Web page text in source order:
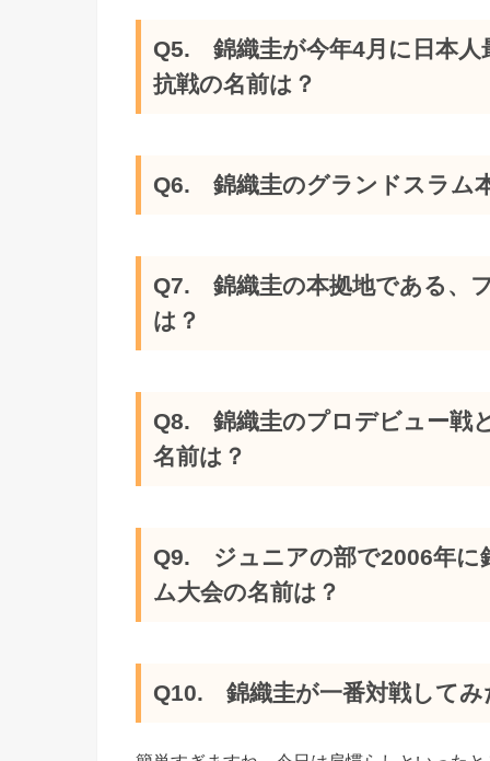
Q5. 錦織圭が今年4月に日本人
抗戦の名前は？
Q6. 錦織圭のグランドスラム
Q7. 錦織圭の本拠地である、
は？
Q8. 錦織圭のプロデビュー戦
名前は？
Q9. ジュニアの部で2006年に
ム大会の名前は？
Q10. 錦織圭が一番対戦してみ